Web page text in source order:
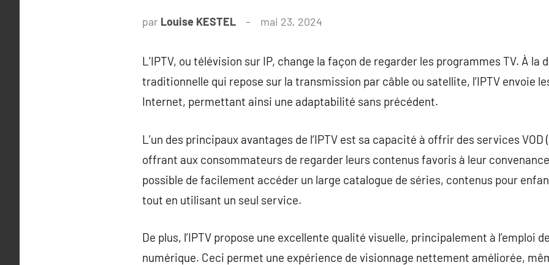
par Louise KESTEL mai 23, 2024
L’IPTV, ou télévision sur IP, change la façon de regarder les programmes TV. À
traditionnelle qui repose sur la transmission par câble ou satellite, l’IPTV envoie
Internet, permettant ainsi une adaptabilité sans précédent.
L’un des principaux avantages de l’IPTV est sa capacité à offrir des services VOD
offrant aux consommateurs de regarder leurs contenus favoris à leur
possible de facilement accéder un large catalogue de séries, contenus pour
tout en utilisant un seul service.
De plus, l’IPTV propose une excellente qualité visuelle, principalement à l’emploi
numérique. Ceci permet une expérience de visionnage nettement améliorée,